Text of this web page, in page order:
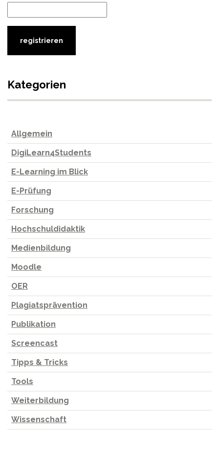
Kategorien
Allgemein
DigiLearn4Students
E-Learning im Blick
E-Prüfung
Forschung
Hochschuldidaktik
Medienbildung
Moodle
OER
Plagiatsprävention
Publikation
Screencast
Tipps & Tricks
Tools
Weiterbildung
Wissenschaft